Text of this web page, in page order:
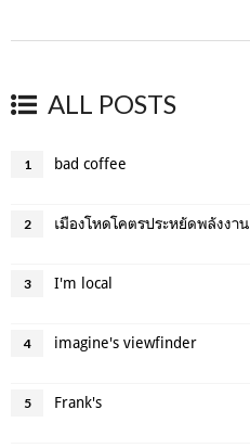
ALL POSTS
1 bad coffee
2 เมืองโหดโคตรประหยัดพลังงาน
3 I'm local
4 imagine's viewfinder
5 Frank's